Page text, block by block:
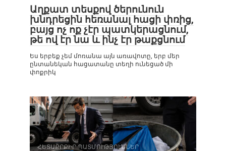
Աղքատ տեսքով ծերունուն
խնդրեցին հեռանալ հացի փռից,
բայց ոչ ոք չէր պատկերացնում,
թե ով էր նա և ինչ էր թաքցնում
Ես երբեք չեմ մոռանա այն առավոտը, երբ մեր
ընտանեկան հացատանը տեղի ունեցած մի
փոքրիկ
ՀԵՏԱՔՐՔԻՐ ՊԱՏՄՈՒԹՅՈՒՆՆԵՐ